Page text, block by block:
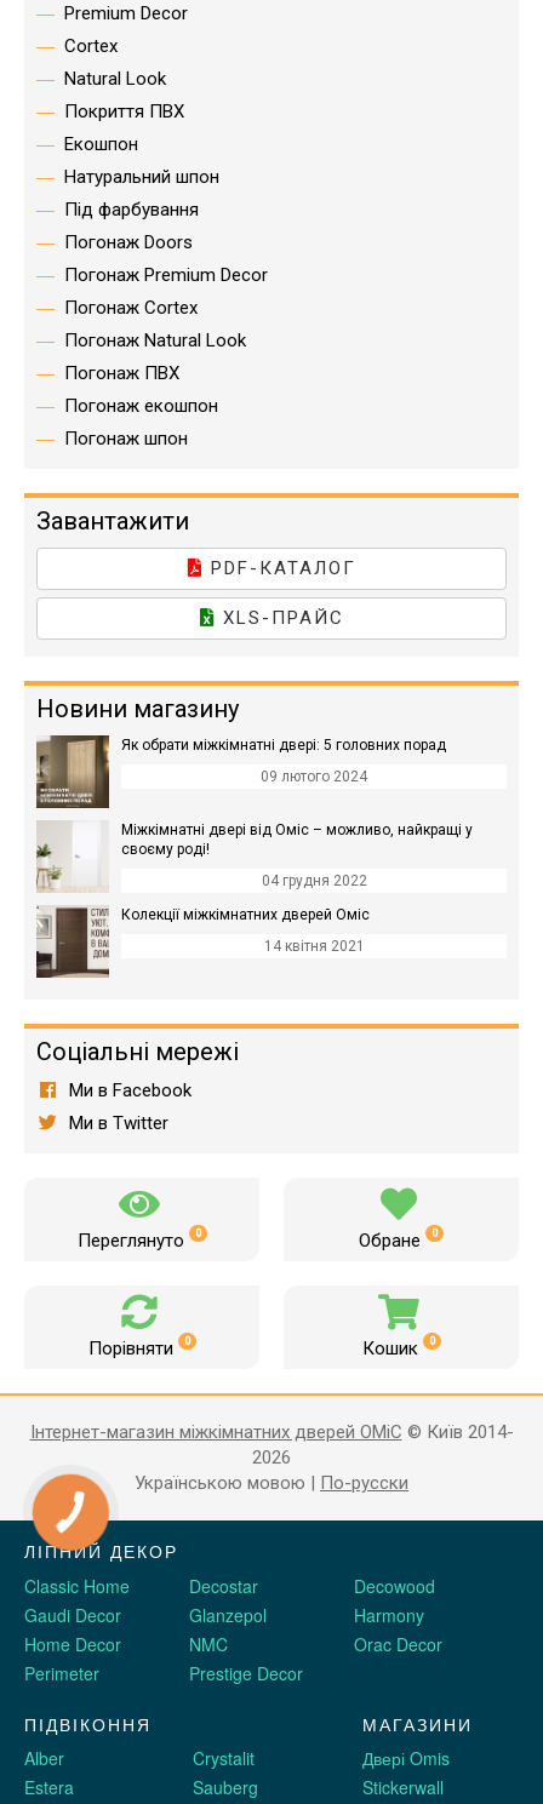
Premium Decor
Cortex
Natural Look
Покриття ПВХ
Екошпон
Натуральний шпон
Під фарбування
Погонаж Doors
Погонаж Premium Decor
Погонаж Cortex
Погонаж Natural Look
Погонаж ПВХ
Погонаж екошпон
Погонаж шпон
Завантажити
PDF-КАТАЛОГ
XLS-ПРАЙС
Новини магазину
Як обрати міжкімнатні двері: 5 головних порад
09 лютого 2024
Міжкімнатні двері від Оміс – можливо, найкращі у
своєму роді!
04 грудня 2022
Колекції міжкімнатних дверей Оміс
14 квітня 2021
Соціальні мережі
Ми в Facebook
Ми в Twitter
Переглянуто 0 Обране 0
Порівняти 0 Кошик 0
Інтернет-магазин міжкімнатних дверей OMiC © Київ 2014-
2026
Українською мовою | По-русски
ЛІПНИЙ ДЕКОР
Classic Home
Decostar
Decowood
Gaudi Decor
Glanzepol
Harmony
Home Decor
NMC
Orac Decor
Perimeter
Prestige Decor
ПІДВІКОННЯ
Alber
Crystalit
Estera
Sauberg
МАГАЗИНИ
Двері Omis
Stickerwall